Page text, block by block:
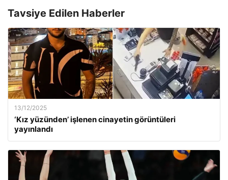
Tavsiye Edilen Haberler
13/12/2025
‘Kız yüzünden’ işlenen cinayetin görüntüleri
yayınlandı